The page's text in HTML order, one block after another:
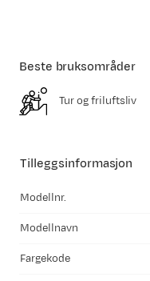
Tilleggsinformasjon
Modellnr.
Modellnavn
Fargekode
Beste bruksområder
Tur og friluftsliv